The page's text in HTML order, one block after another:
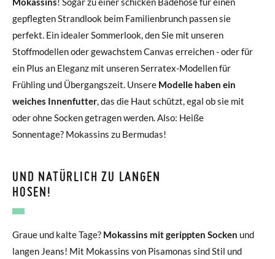
gepflegten Strandlook beim Familienbrunch passen sie
perfekt. Ein idealer Sommerlook, den Sie mit unseren
Stoffmodellen oder gewachstem Canvas erreichen - oder für
ein Plus an Eleganz mit unseren Serratex-Modellen für
Frühling und Übergangszeit. Unsere Modelle haben ein
weiches Innenfutter , das die Haut schützt, egal ob sie mit
oder ohne Socken getragen werden. Also: Heiße
Sonnentage? Mokassins zu Bermudas!
UND NATÜRLICH ZU LANGEN
HOSEN!
Graue und kalte Tage? Mokassins mit gerippten Socken und
langen Jeans! Mit Mokassins von Pisamonas sind Stil und